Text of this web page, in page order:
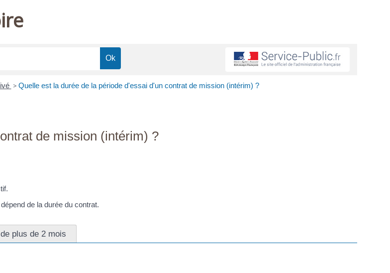
> Quelle est la durée de la période d'essai d'un contrat de mission (intérim) ?
de mission (intérim) ?
de la durée du contrat.
plus de 2 mois